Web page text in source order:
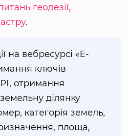
геодезії,
.
на вебресурсі «Е-
ключів
отримання
ділянку
категорія земель,
площа,